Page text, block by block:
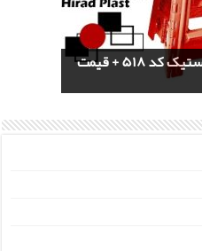
خورجینی + (عکس و
خرید چهارپایه ناصر پلاستیک کد 518 + قیمت
به صورت عمده
پخش عمده صندلی پلاستیکی دسته دار 889
هوم کت +